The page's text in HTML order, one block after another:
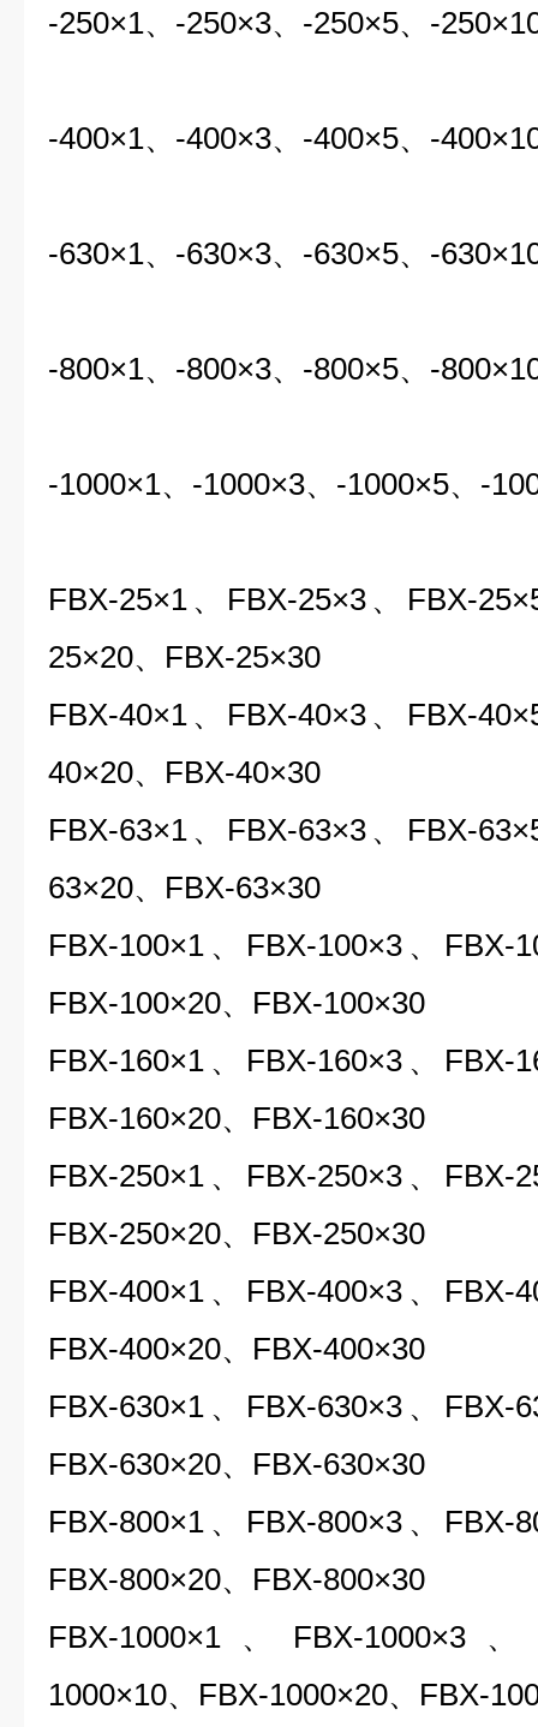
-250×1、-250×3、-250×5、-
-400×1、-400×3、-400×5、-
-630×1、-630×3、-630×5、-
-800×1、-800×3、-800×5、-
-1000×1、-1000×3、-1000×5、-
FBX-25×1、FBX-25×3、FBX-
25×20、FBX-25×30
FBX-40×1、FBX-40×3、FBX-
40×20、FBX-40×30
FBX-63×1、FBX-63×3、FBX-
63×20、FBX-63×30
FBX-100×1、FBX-100×3、FBX-
FBX-100×20、FBX-100×30
FBX-160×1、FBX-160×3、FBX-
FBX-160×20、FBX-160×30
FBX-250×1、FBX-250×3、FBX-
FBX-250×20、FBX-250×30
FBX-400×1、FBX-400×3、FBX-
FBX-400×20、FBX-400×30
FBX-630×1、FBX-630×3、FBX-
FBX-630×20、FBX-630×30
FBX-800×1、FBX-800×3、FBX-
FBX-800×20、FBX-800×30
FBX-1000×1、FBX-1000×3
1000×10、FBX-1000×20、FBX-